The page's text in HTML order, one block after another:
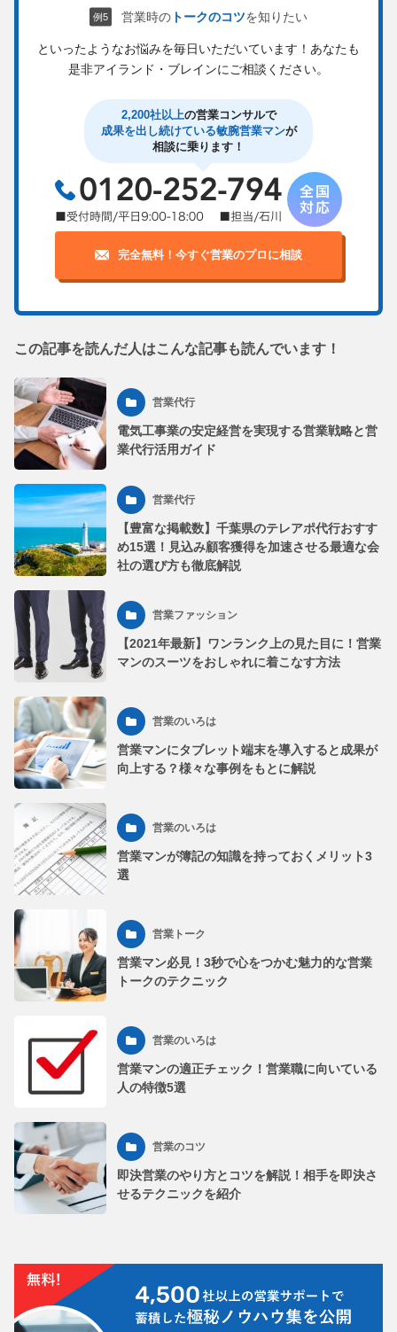
営業時の トークのコツを知りたい
といったようなお悩みを毎日いただいています！ あなたも
是非アイランド・ブレインにご相談ください。
2,200社以上の営業コンサルで
成果を出し続けている敏腕営業マンが
相談に乗ります！
完全無料！今すぐ営業のプロに相談
この記事を読んだ人はこんな記事も読んでいます！
営業代行
電気工事業の安定経営を実現する営業戦略と営
業代行活用ガイド
営業代行
【豊富な掲載数】千葉県のテレアポ代行おすす
め15選！見込み顧客獲得を加速させる最適な会
社の選び方も徹底解説
営業ファッション
【2021年最新】ワンランク上の見た目に！営業
マンのスーツをおしゃれに着こなす方法
営業のいろは
営業マンにタブレット端末を導入すると成果が
向上する？様々な事例をもとに解説
営業のいろは
営業マンが簿記の知識を持っておくメリット3
選
営業トーク
営業マン必見！3秒で心をつかむ魅力的な営業
トークのテクニック
営業のいろは
営業マンの適正チェック！営業職に向いている
人の特徴5選
営業のコツ
即決営業のやり方とコツを解説！相手を即決さ
せるテクニックを紹介